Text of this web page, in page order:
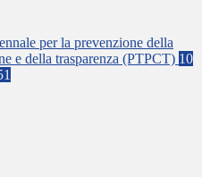
per la prevenzione della
e della trasparenza (PTPCT) 10